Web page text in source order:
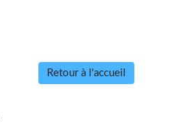
Retour à l'accueil